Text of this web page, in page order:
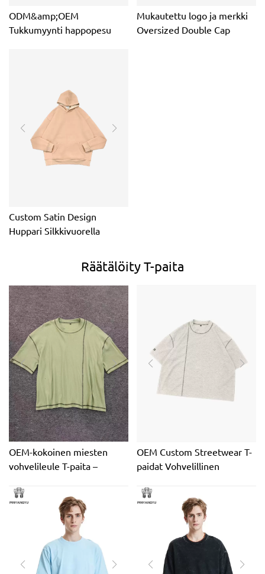
ODM&amp;OEM
Tukkumyynti happopesu
Mukautettu logo ja merkki
Oversized Double Cap
Custom Satin Design
Huppari Silkkivuorella
Räätälöity T-paita
OEM-kokoinen miesten
vohvelileule T-paita –
rentoon päivittäiseen
käyttöön
OEM Custom Streetwear T-
paidat Vohvelillinen
Valmistajan Crop Box Fit
Oversize Thermal miehille